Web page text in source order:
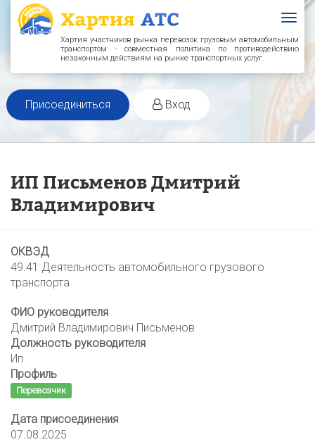
Хартия участников рынка перевозок грузовым автомобильным
транспортом - совместная политика по противодействию
незаконным действиям на рынке транспортных услуг.
Присоединиться Вход
ИП Письменов Дмитрий
Владимирович
ОКВЭД
49.41 Деятельность автомобильного грузового
транспорта
ФИО руководителя
Дмитрий Владимирович Письменов
Должность руководителя
Ип
Профиль
Перевозчик
Дата присоединения
07.08.2025